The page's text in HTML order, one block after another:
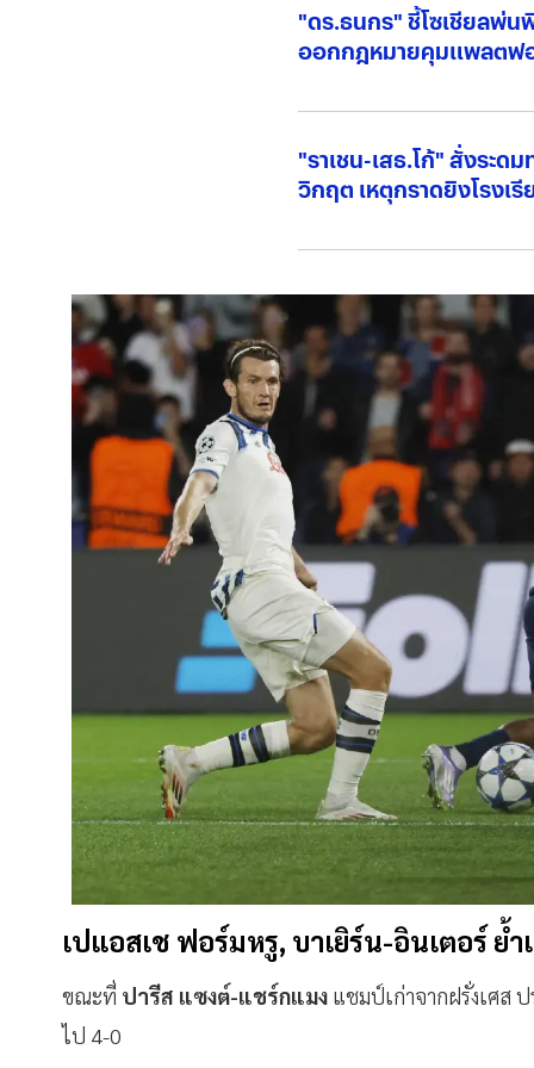
"ดร.ธนกร" ชี้โซเชียลพ่น
ออกกฎหมายคุมแพลตฟ
"ราเชน-เสธ.โก้" สั่งระด
วิกฤต เหตุกราดยิงโรงเ
เปแอสเช ฟอร์มหรู, บาเยิร์น-อินเตอร์ ย้
ขณะที่ ปารีส แซงต์-แชร์กแมง แชมป์เก่าจากฝรั่งเศส
ไป 4-0